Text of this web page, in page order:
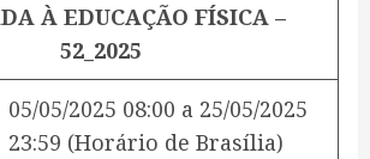
À EDUCAÇÃO FÍSICA –
52_2025
05/05/2025 08:00 a 25/05/2025
23:59 (Horário de Brasília)